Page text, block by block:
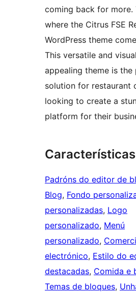
coming back for more.
where the Citrus FSE
WordPress theme
This versatile and
appealing theme is the
solution for restaurant
looking to create a
platform for their
Características
Padróns do editor de
Blog, Fondo
personalizadas, Logo
personalizado, Menú
personalizado,
electrónico, Estilo do
destacadas, Comida e
Temas de bloques,